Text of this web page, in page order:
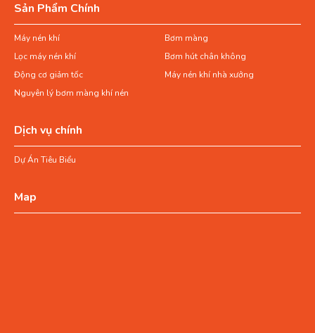
Sản Phẩm Chính
Máy nén khí
Bơm màng
Lọc máy nén khí
Bơm hút chân không
Động cơ giảm tốc
Máy nén khí nhà xưởng
Nguyên lý bơm màng khí nén
Dịch vụ chính
Dự Án Tiêu Biểu
Map